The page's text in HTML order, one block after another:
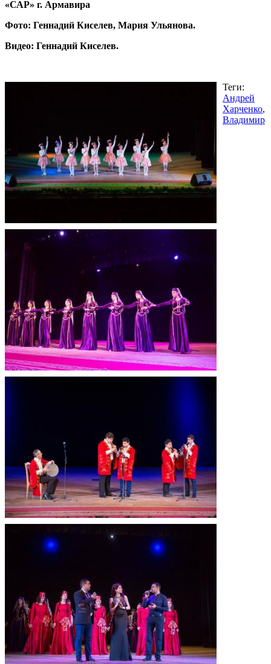
«САР» г. Армавира
Фото: Геннадий Киселев, Мария Ульянова.
Видео: Геннадий Киселев.
Теги:
Андрей
Харченко,
Владимир